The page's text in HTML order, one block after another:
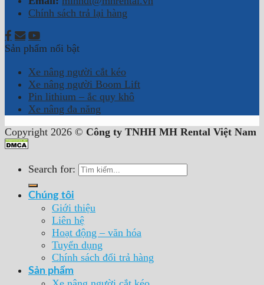
Chính sách trả lại hàng
Sản phẩm nổi bật
Xe nâng người cắt kéo
Xe nâng người Boom Lift
Pin lithium – ắc quy khô
Xe nâng đa năng
Copyright 2026 © Công ty TNHH MH Rental Việt Nam
Search for:
Chúng tôi
Giới thiệu
Liên hệ
Hoạt động – văn hóa
Tuyển dụng
Chính sách đổi trả hàng
Sản phẩm